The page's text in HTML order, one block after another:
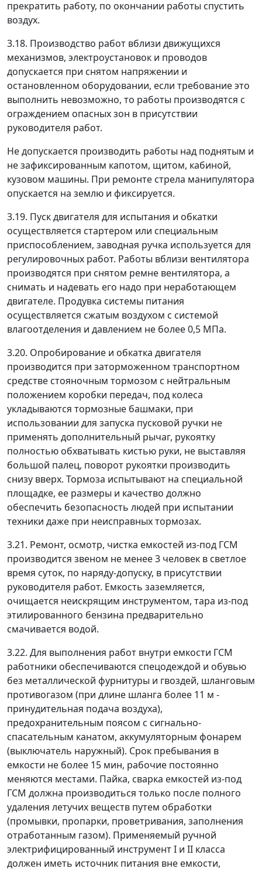
прекратить работу, по окончании работы спустить
воздух.
3.18. Производство работ вблизи движущихся
механизмов, электроустановок и проводов
допускается при снятом напряжении и
остановленном оборудовании, если требование это
выполнить невозможно, то работы производятся с
ограждением опасных зон в присутствии
руководителя работ.
Не допускается производить работы над поднятым и
не зафиксированным капотом, щитом, кабиной,
кузовом машины. При ремонте стрела манипулятора
опускается на землю и фиксируется.
3.19. Пуск двигателя для испытания и обкатки
осуществляется стартером или специальным
приспособлением, заводная ручка используется для
регулировочных работ. Работы вблизи вентилятора
производятся при снятом ремне вентилятора, а
снимать и надевать его надо при неработающем
двигателе. Продувка системы питания
осуществляется сжатым воздухом с системой
влагоотделения и давлением не более 0,5 МПа.
3.20. Опробирование и обкатка двигателя
производится при заторможенном транспортном
средстве стояночным тормозом с нейтральным
положением коробки передач, под колеса
укладываются тормозные башмаки, при
использовании для запуска пусковой ручки не
применять дополнительный рычаг, рукоятку
полностью обхватывать кистью руки, не выставляя
большой палец, поворот рукоятки производить
снизу вверх. Тормоза испытывают на специальной
площадке, ее размеры и качество должно
обеспечить безопасность людей при испытании
техники даже при неисправных тормозах.
3.21. Ремонт, осмотр, чистка емкостей из-под ГСМ
производится звеном не менее 3 человек в светлое
время суток, по наряду-допуску, в присутствии
руководителя работ. Емкость заземляется,
очищается неискрящим инструментом, тара из-под
этилированного бензина предварительно
смачивается водой.
3.22. Для выполнения работ внутри емкости ГСМ
работники обеспечиваются спецодеждой и обувью
без металлической фурнитуры и гвоздей, шланговым
противогазом (при длине шланга более 11 м -
принудительная подача воздуха),
предохранительным поясом с сигнально-
спасательным канатом, аккумуляторным фонарем
(выключатель наружный). Срок пребывания в
емкости не более 15 мин, рабочие постоянно
меняются местами. Пайка, сварка емкостей из-под
ГСМ должна производиться только после полного
удаления летучих веществ путем обработки
(промывки, пропарки, проветривания, заполнения
отработанным газом). Применяемый ручной
электрифицированный инструмент I и II класса
должен иметь источник питания вне емкости,